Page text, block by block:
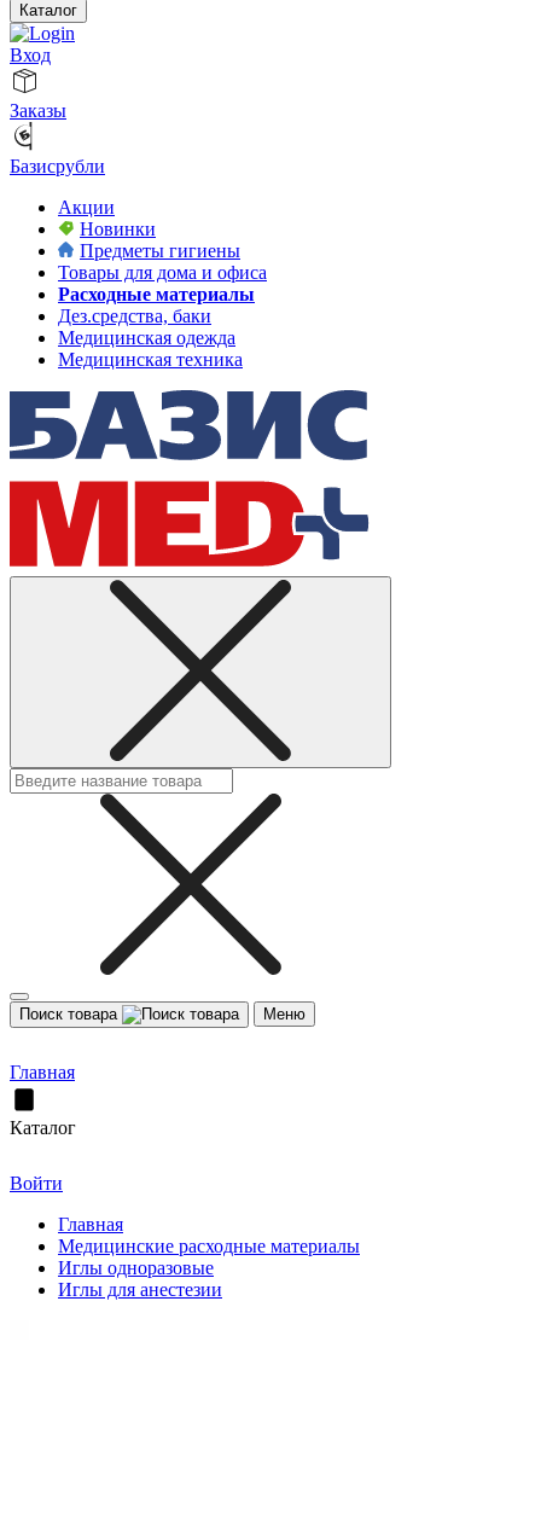
Каталог
Вход
Заказы
Базисрубли
Акции
Новинки
Предметы гигиены
Товары для дома и офиса
Расходные материалы
Дез.средства, баки
Медицинская одежда
Медицинская техника
Поиск товара Меню
Главная
Каталог
Войти
Главная
Медицинские расходные материалы
Иглы одноразовые
Иглы для анестезии